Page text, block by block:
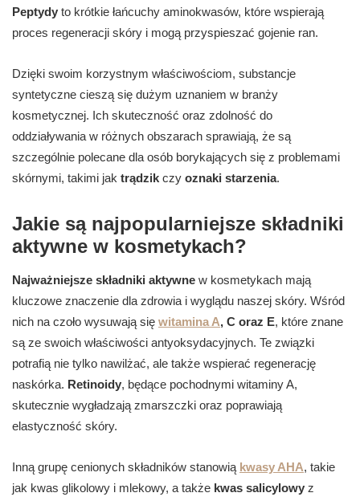
Peptydy to krótkie łańcuchy aminokwasów, które wspierają
proces regeneracji skóry i mogą przyspieszać gojenie ran.
Dzięki swoim korzystnym właściwościom, substancje
syntetyczne cieszą się dużym uznaniem w branży
kosmetycznej. Ich skuteczność oraz zdolność do
oddziaływania w różnych obszarach sprawiają, że są
szczególnie polecane dla osób borykających się z problemami
skórnymi, takimi jak trądzik czy oznaki starzenia.
Jakie są najpopularniejsze składniki
aktywne w kosmetykach?
Najważniejsze składniki aktywne w kosmetykach mają
kluczowe znaczenie dla zdrowia i wyglądu naszej skóry. Wśród
nich na czoło wysuwają się witamina A, C oraz E, które znane
są ze swoich właściwości antyoksydacyjnych. Te związki
potrafią nie tylko nawilżać, ale także wspierać regenerację
naskórka. Retinoidy, będące pochodnymi witaminy A,
skutecznie wygładzają zmarszczki oraz poprawiają
elastyczność skóry.
Inną grupę cenionych składników stanowią kwasy AHA, takie
jak kwas glikolowy i mlekowy, a także kwas salicylowy z